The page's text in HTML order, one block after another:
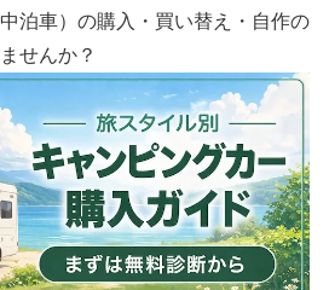
泊車）の購入・買い替え・自作の
せんか？